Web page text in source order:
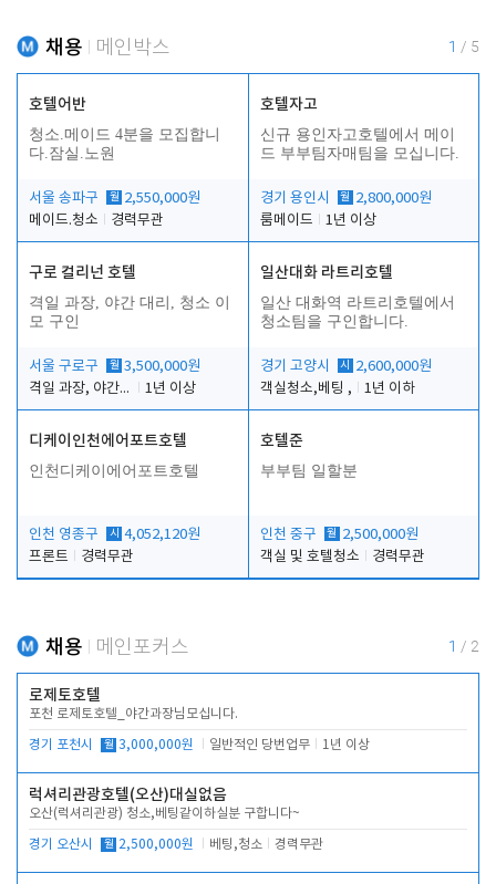
채용 메인박스 1 / 5
호텔어반
청소.메이드 4분을 모집합니
다.잠실.노원
서울 송파구 월 2,550,000원
메이드.청소
경력무관
호텔자고
신규 용인자고호텔에서 메이
드 부부팀자매팀을 모십니다.
경기 용인시 월 2,800,000원
룸메이드
1년 이상
구로 컬리넌 호텔
격일 과장, 야간 대리, 청소 이
모 구인
서울 구로구 월 3,500,000원
격일 과장, 야간 대리, 청소 이모
1년 이상
일산대화 라트리호텔
일산 대화역 라트리호텔에서
청소팀을 구인합니다.
경기 고양시 시
2,600,000원
객실청소,베팅 ,
1년 이하
디케이인천에어포트호텔
인천디케이에어포트호텔
인천 영종구 시 4,052,120원
프론트
경력무관
호텔준
부부팀 일할분
인천 중구 월 2,500,000원
객실 및 호텔청소
경력무관
채용 메인포커스 1 / 2
로제토호텔
포천 로제토호텔_야간과장님모십니다.
경기 포천시 월 3,000,000원 일반적인 당번업무 1년 이상
럭셔리관광호텔(오산)대실없음
오산(럭셔리관광) 청소,베팅같이하실분 구합니다~
경기 오산시 월 2,500,000원 베팅,청소 경력무관